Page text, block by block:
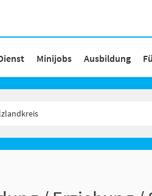
Minijobs Ausbildung